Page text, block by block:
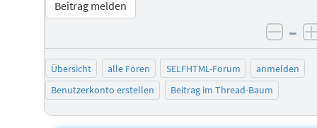
Beitrag melden
–
Übersicht alle Foren SELFHTML-Forum
anmelden
Benutzerkonto erstellen
Beitrag im Thread-Baum